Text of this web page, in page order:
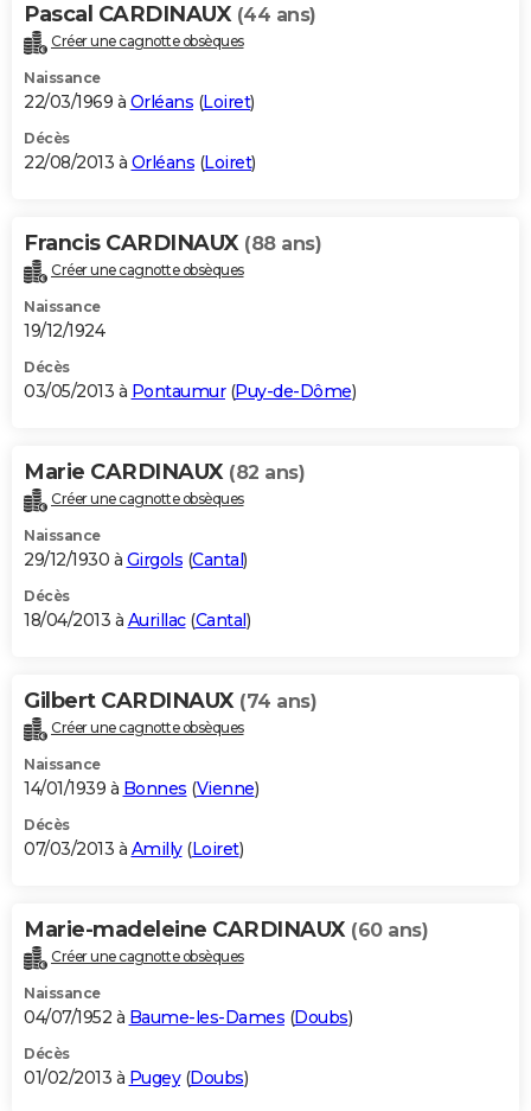
Pascal CARDINAUX (44 ans)
Créer une cagnotte obsèques
Naissance
22/03/1969 à Orléans (Loiret)
Décès
22/08/2013 à Orléans (Loiret)
Francis CARDINAUX (88 ans)
Créer une cagnotte obsèques
Naissance
19/12/1924
Décès
03/05/2013 à Pontaumur(Puy-de-Dôme)
Marie CARDINAUX (82 ans)
Créer une cagnotte obsèques
Naissance
29/12/1930 à Girgols (Cantal)
Décès
18/04/2013 à Aurillac(Cantal)
Gilbert CARDINAUX (74 ans)
Créer une cagnotte obsèques
Naissance
14/01/1939 à Bonnes (Vienne)
Décès
07/03/2013 à Amilly(Loiret)
Marie-madeleine CARDINAUX (60 ans)
Créer une cagnotte obsèques
Naissance
04/07/1952 à Baume-les-Dames (Doubs)
Décès
01/02/2013 à Pugey(Doubs)